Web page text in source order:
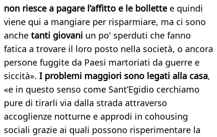
non riesce a pagare l’affitto e le bollette e quindi
viene qui a mangiare per risparmiare, ma ci sono
anche tanti giovani un po' sperduti che fanno
fatica a trovare il loro posto nella società, o ancora
persone fuggite da Paesi martoriati da guerre e
siccità». I problemi maggiori sono legati alla casa,
«e in questo senso come Sant’Egidio cerchiamo
pure di tirarli via dalla strada attraverso
accoglienze notturne e approdi in cohousing
sociali grazie ai quali possono risperimentare la